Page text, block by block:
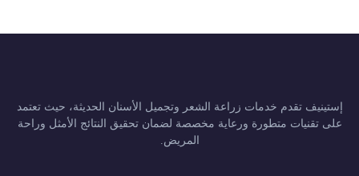
إستينيف تقدم خدمات زراعة الشعر وتجميل الأسنان الحديثة، حيث تعتمد
على تقنيات متطورة ورعاية مخصصة لضمان تحقيق النتائج الأمثل وراحة
المريض.